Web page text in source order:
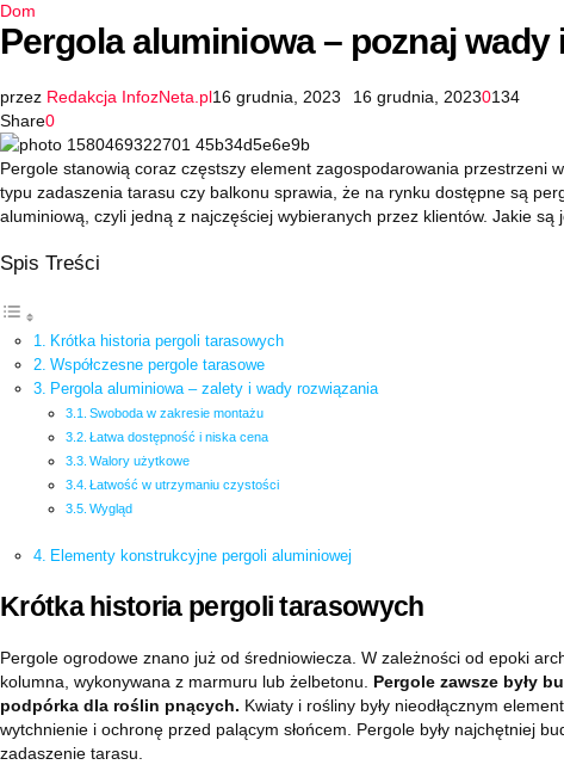
Dom
Pergola aluminiowa – poznaj wady
przez Redakcja InfozNeta.pl16 grudnia, 2023 16 grudnia, 20230134
Share0
Pergole stanowią coraz częstszy element zagospodarowania przestrzeni
typu zadaszenia tarasu czy balkonu sprawia, że na rynku dostępne są
aluminiową, czyli jedną z najczęściej wybieranych przez klientów. Jakie są
Spis Treści
Krótka historia pergoli tarasowych
Współczesne pergole tarasowe
Pergola aluminiowa – zalety i wady rozwiązania
Swoboda w zakresie montażu
Łatwa dostępność i niska cena
Walory użytkowe
Łatwość w utrzymaniu czystości
Wygląd
Elementy konstrukcyjne pergoli aluminiowej
Krótka historia pergoli tarasowych
Pergole ogrodowe znano już od średniowiecza. W zależności od epoki
kolumna, wykonywana z marmuru lub żelbetonu. Pergole zawsze były
podpórka dla roślin pnących. Kwiaty i rośliny były nieodłącznym
wytchnienie i ochronę przed palącym słońcem. Pergole były najchętniej
zadaszenie tarasu.